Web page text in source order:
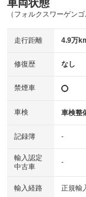
※グー鑑定の評価はあ
車両状態
（フォルクスワーゲン
走行距離 4.9万
修復歴 なし
禁煙車
車検 車検整
記録簿 -
輸入認定
中古車
-
輸入経路 正規輸